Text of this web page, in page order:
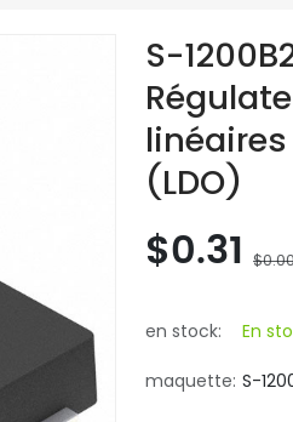
S-
(LDO)
$0.31
en stock: En
maquette: S-